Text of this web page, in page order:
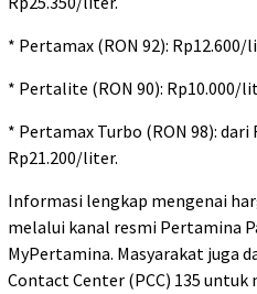
* Pertamax (RON 92):
* Pertalite (RON 90): Rp10.000/
* Pertamax Turbo (RON 98):
Rp21.200/liter.
Informasi lengkap mengenai
melalui kanal resmi Pertamina
MyPertamina. Masyarakat juga
Contact Center (PCC) 135